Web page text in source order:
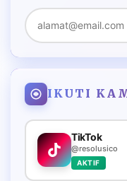
IKUTI
TikTok
@resolusico
AKTIF